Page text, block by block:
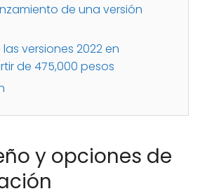
de una versión
versiones 2022 en
de 475,000 pesos
y opciones de